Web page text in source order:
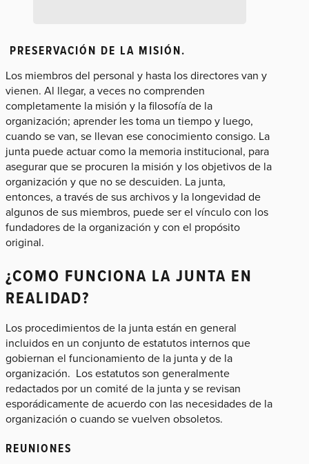
PRESERVACIÓN DE LA MISIÓN.
Los miembros del personal y hasta los directores van y
vienen. Al llegar, a veces no comprenden
completamente la misión y la filosofía de la
organización; aprender les toma un tiempo y luego,
cuando se van, se llevan ese conocimiento consigo. La
junta puede actuar como la memoria institucional, para
asegurar que se procuren la misión y los objetivos de la
organización y que no se descuiden. La junta,
entonces, a través de sus archivos y la longevidad de
algunos de sus miembros, puede ser el vínculo con los
fundadores de la organización y con el propósito
original.
¿COMO FUNCIONA LA JUNTA EN
REALIDAD?
Los procedimientos de la junta están en general
incluidos en un conjunto de estatutos internos que
gobiernan el funcionamiento de la junta y de la
organización. Los estatutos son generalmente
redactados por un comité de la junta y se revisan
esporádicamente de acuerdo con las necesidades de la
organización o cuando se vuelven obsoletos.
REUNIONES